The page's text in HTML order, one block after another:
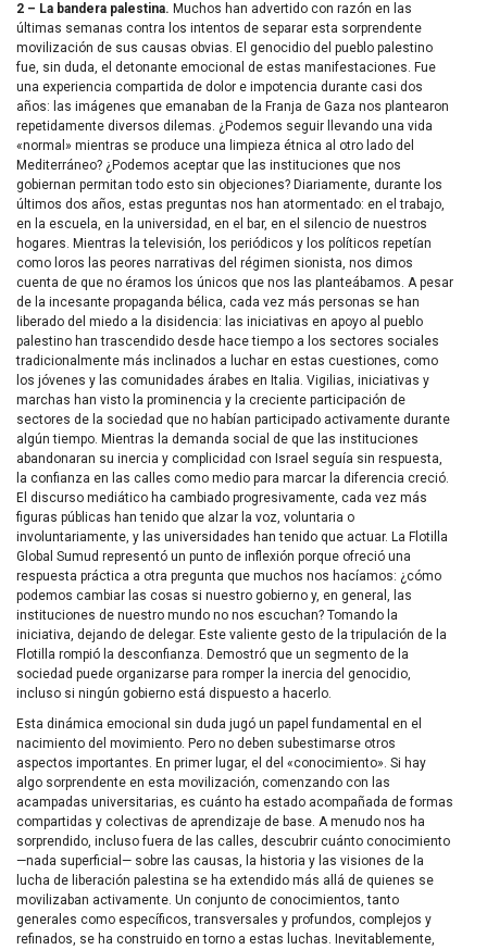
2 – La bandera palestina. Muchos han advertido con razón en las
últimas semanas contra los intentos de separar esta sorprendente
movilización de sus causas obvias. El genocidio del pueblo palestino
fue, sin duda, el detonante emocional de estas manifestaciones. Fue
una experiencia compartida de dolor e impotencia durante casi dos
años: las imágenes que emanaban de la Franja de Gaza nos plantearon
repetidamente diversos dilemas. ¿Podemos seguir llevando una vida
«normal» mientras se produce una limpieza étnica al otro lado del
Mediterráneo? ¿Podemos aceptar que las instituciones que nos
gobiernan permitan todo esto sin objeciones? Diariamente, durante los
últimos dos años, estas preguntas nos han atormentado: en el trabajo,
en la escuela, en la universidad, en el bar, en el silencio de nuestros
hogares. Mientras la televisión, los periódicos y los políticos repetían
como loros las peores narrativas del régimen sionista, nos dimos
cuenta de que no éramos los únicos que nos las planteábamos. A pesar
de la incesante propaganda bélica, cada vez más personas se han
liberado del miedo a la disidencia: las iniciativas en apoyo al pueblo
palestino han trascendido desde hace tiempo a los sectores sociales
tradicionalmente más inclinados a luchar en estas cuestiones, como
los jóvenes y las comunidades árabes en Italia. Vigilias, iniciativas y
marchas han visto la prominencia y la creciente participación de
sectores de la sociedad que no habían participado activamente durante
algún tiempo. Mientras la demanda social de que las instituciones
abandonaran su inercia y complicidad con Israel seguía sin respuesta,
la confianza en las calles como medio para marcar la diferencia creció.
El discurso mediático ha cambiado progresivamente, cada vez más
figuras públicas han tenido que alzar la voz, voluntaria o
involuntariamente, y las universidades han tenido que actuar. La Flotilla
Global Sumud representó un punto de inflexión porque ofreció una
respuesta práctica a otra pregunta que muchos nos hacíamos: ¿cómo
podemos cambiar las cosas si nuestro gobierno y, en general, las
instituciones de nuestro mundo no nos escuchan? Tomando la
iniciativa, dejando de delegar. Este valiente gesto de la tripulación de la
Flotilla rompió la desconfianza. Demostró que un segmento de la
sociedad puede organizarse para romper la inercia del genocidio,
incluso si ningún gobierno está dispuesto a hacerlo.
Esta dinámica emocional sin duda jugó un papel fundamental en el
nacimiento del movimiento. Pero no deben subestimarse otros
aspectos importantes. En primer lugar, el del «conocimiento». Si hay
algo sorprendente en esta movilización, comenzando con las
acampadas universitarias, es cuánto ha estado acompañada de formas
compartidas y colectivas de aprendizaje de base. A menudo nos ha
sorprendido, incluso fuera de las calles, descubrir cuánto conocimiento
—nada superficial— sobre las causas, la historia y las visiones de la
lucha de liberación palestina se ha extendido más allá de quienes se
movilizaban activamente. Un conjunto de conocimientos, tanto
generales como específicos, transversales y profundos, complejos y
refinados, se ha construido en torno a estas luchas. Inevitablemente,